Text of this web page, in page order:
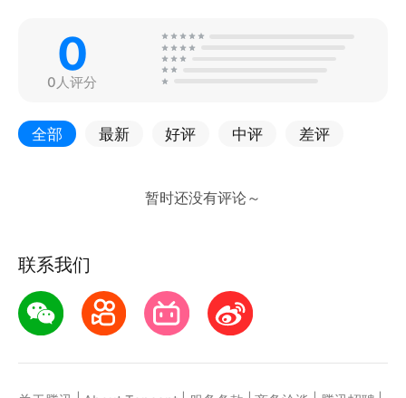
0
0人评分
全部 最新 好评 中评 差评
联系我们